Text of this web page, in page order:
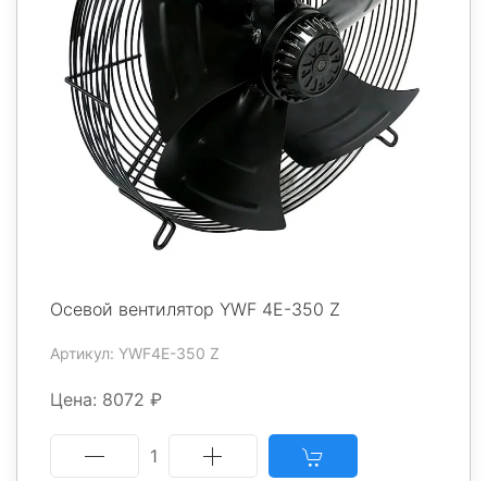
Осевой вентилятор YWF 4E-350 Z
Артикул: YWF4E-350 Z
Цена: 8072 ₽
1